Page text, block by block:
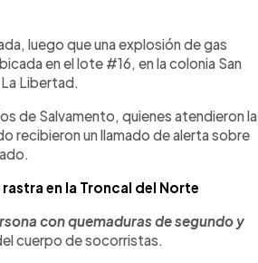
luego que una explosión de gas
en el lote #16, en la colonia San
Libertad.
de Salvamento, quienes atendieron la
recibieron un llamado de alerta sobre
en la Troncal del Norte
con quemaduras de segundo y
cuerpo de socorristas.